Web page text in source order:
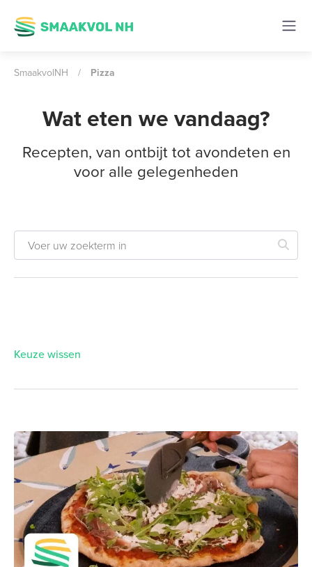
SmaakvolNH / Pizza
Wat eten we vandaag?
Recepten, van ontbijt tot avondeten en
voor alle gelegenheden
Keuze wissen